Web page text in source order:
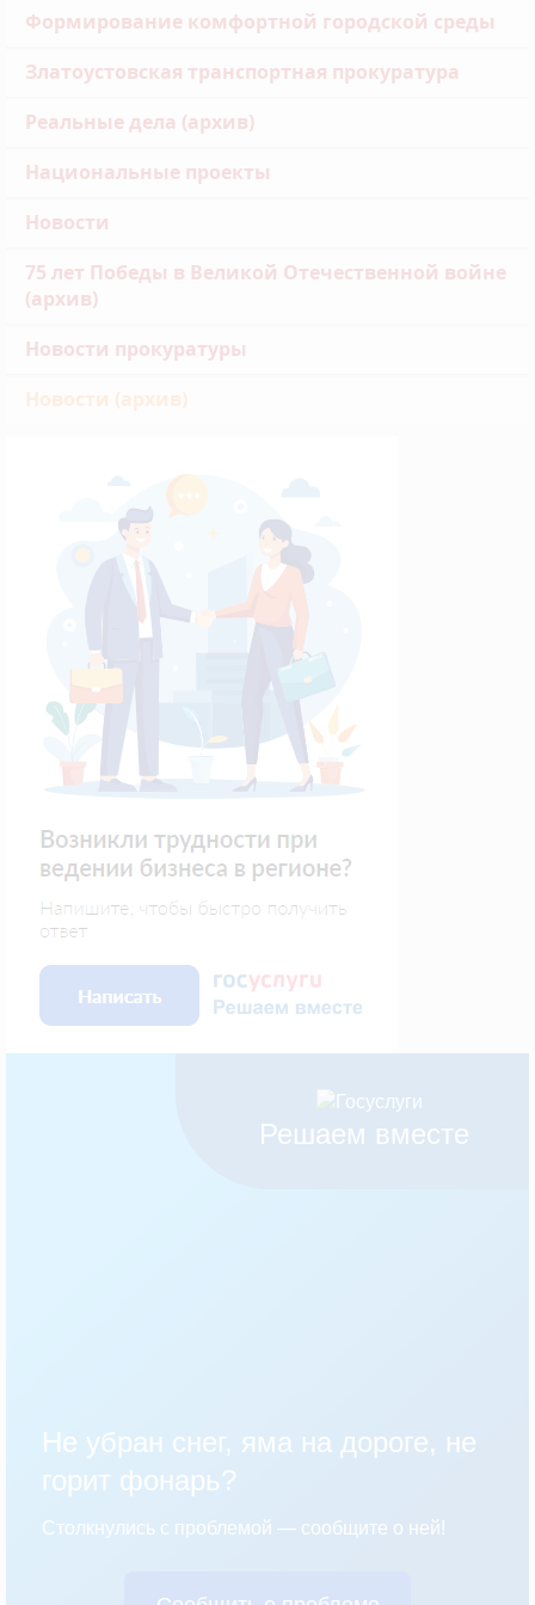
Формирование комфортной городской среды
Златоустовская транспортная прокуратура
Реальные дела (архив)
Национальные проекты
Новости
75 лет Победы в Великой Отечественной войне
(архив)
Новости прокуратуры
Новости (архив)
Решаем вместе
Не убран снег, яма на дороге, не
горит фонарь?
Столкнулись с проблемой — сообщите о ней!